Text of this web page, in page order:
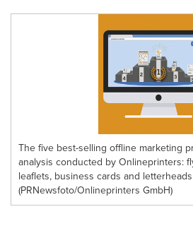
The five best-selling offline marketing
analysis conducted by Onlineprinters:
leaflets, business cards and letterheads
(PRNewsfoto/Onlineprinters GmbH)